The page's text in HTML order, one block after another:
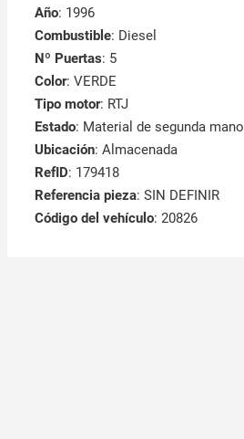
Año: 1996
Combustible: Diesel
Nº Puertas: 5
Color: VERDE
Tipo motor: RTJ
Estado: Material de segunda mano
Ubicación: Almacenada
RefID: 179418
Referencia pieza: SIN DEFINIR
Código del vehículo: 20826